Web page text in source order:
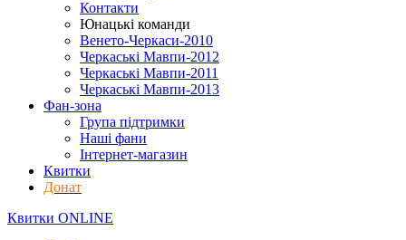
Контакти
Юнацькі команди
Венето-Черкаси-2010
Черкаські Мавпи-2012
Черкаські Мавпи-2011
Черкаські Мавпи-2013
Фан-зона
Група підтримки
Наші фани
Інтернет-магазин
Квитки
Донат
Квитки ONLINE